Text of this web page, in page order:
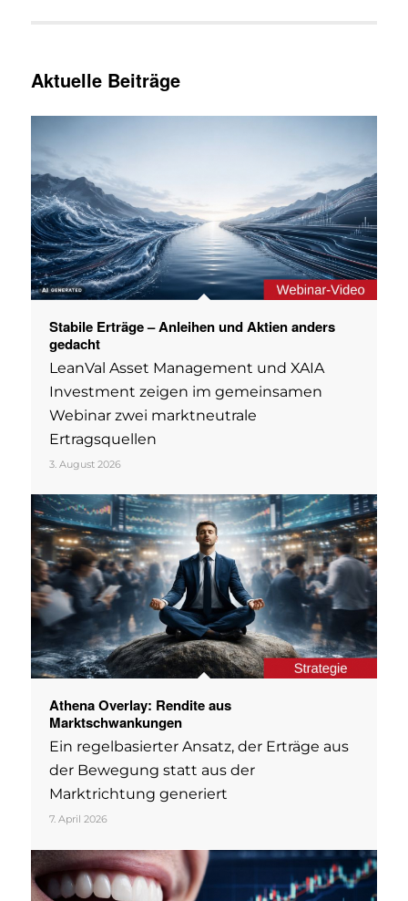
Aktuelle Beiträge
Stabile Erträge – Anleihen und Aktien anders
gedacht
LeanVal Asset Management und XAIA
Investment zeigen im gemeinsamen
Webinar zwei marktneutrale
Ertragsquellen
3. August 2026
Athena Overlay: Rendite aus
Marktschwankungen
Ein regelbasierter Ansatz, der Erträge aus
der Bewegung statt aus der
Marktrichtung generiert
7. April 2026